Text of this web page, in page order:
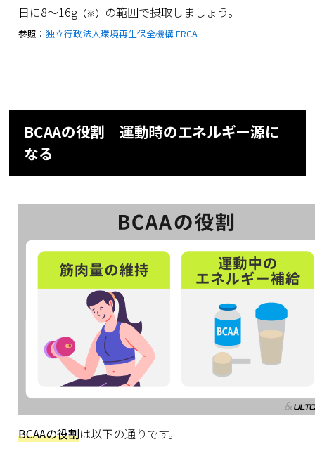
日に8～16g （※） の範囲で摂取しましょう。
参照：独立行政法人環境再生保全機構 ERCA
BCAAの役割｜運動時のエネルギー源に
なる
BCAAの役割は以下の通りです。